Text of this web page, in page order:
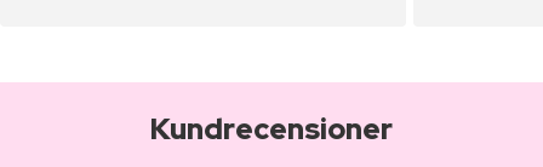
Kundrecensioner